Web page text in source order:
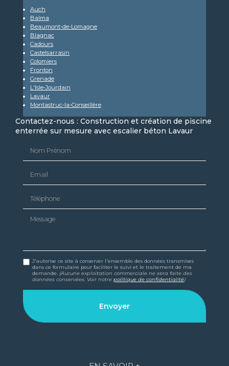
Auch
Balma
Beaumont-de-Lomagne
Blagnac
Cadours
Castelsarrasin
Colomiers
Fronton
Grenade
L'Isle-Jourdain
Lavaur
Montastruc-la-Conseillère
Contactez-nous : Construction et création de piscine
enterrée sur mesure avec escalier béton Lavaur
Message
J'autorise ce site à conserver l'ensemble des données transmises
dans ce formulaire pour faciliter le suivi et le traitement de ma
demande. (Aucune exploitation commerciale ne sera faite des
données conservées. Voir notrepolitique de confidentialité)